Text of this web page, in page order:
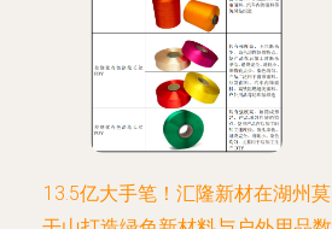
13.5亿大手笔！汇隆新材在湖州莫